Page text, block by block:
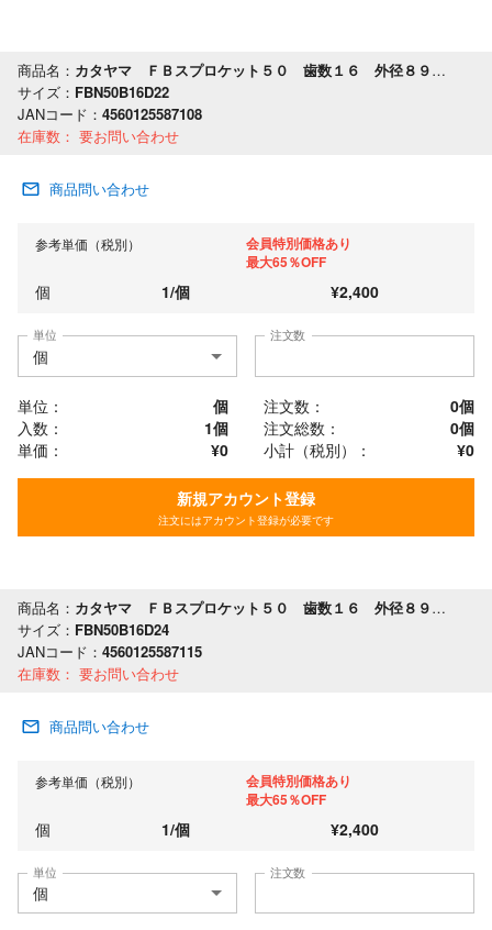
商品名： カタヤマ ＦＢスプロケット５０ 歯数１６ 外径８９ 軸穴径２２
サイズ： FBN50B16D22
JANコード： 4560125587108
在庫数： 要お問い合わせ
商品問い合わせ
参考単価（税別）
会員特別価格あり
最大65％OFF
個 1/個 ¥2,400
単位 注文数
単位：
個
入数：
1個
単価：
¥0
注文数： 0個
注文総数：
0個
小計（税別）：
¥0
新規アカウント登録
注文にはアカウント登録が必要です
商品名： カタヤマ ＦＢスプロケット５０ 歯数１６ 外径８９ 軸穴径２４
サイズ： FBN50B16D24
JANコード： 4560125587115
在庫数： 要お問い合わせ
商品問い合わせ
参考単価（税別）
会員特別価格あり
最大65％OFF
個 1/個 ¥2,400
単位 注文数